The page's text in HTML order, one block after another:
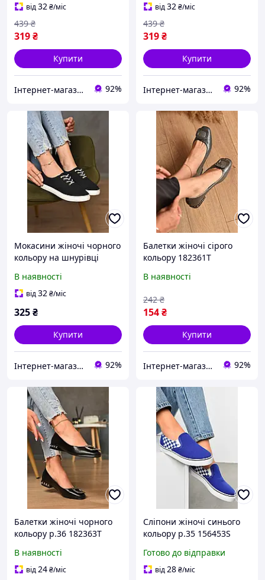
від32₴/міс
319₴
439 ₴
Купити
Інтернет-магазин Optom7km.net - опт та роздріб товарів Одесса, ринок 7км 92%
від32₴/міс
319₴
439 ₴
Купити
Інтернет-магазин Optom7km.net - опт та роздріб товарів Одесса, ринок 7км 92%
Мокасини жіночі чорного
кольору на шнурівці
Безкоштовна доставка
В наявності
від32₴/міс
325₴
Купити
Інтернет-магазин Optom7km.net - опт та роздріб товарів Одесса, ринок 7км 92%
Балетки жіночі сірого
кольору 182361T
В наявності
154₴
242 ₴
Купити
Інтернет-магазин Optom7km.net - опт та роздріб товарів Одесса, ринок 7км 92%
Балетки жіночі чорного
кольору р.36 182363T
В наявності
від24₴/міс
Сліпони жіночі синього
кольору р.35 156453S
Готово до відправки
від28₴/міс